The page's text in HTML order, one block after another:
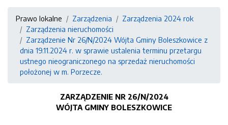
Prawo lokalne Zarządzenia
Zarządzenia 2024 rok
Zarządzenia nieruchomości
Zarządzenie Nr 26/N/2024 Wójta Gminy Boleszkowice z
dnia 19.11.2024 r. w sprawie ustalenia terminu przetargu
ustnego nieograniczonego na sprzedaż nieruchomości
położonej w m. Porzecze.
ZARZĄDZENIE NR 26/N/2024
WÓJTA GMINY BOLESZKOWICE